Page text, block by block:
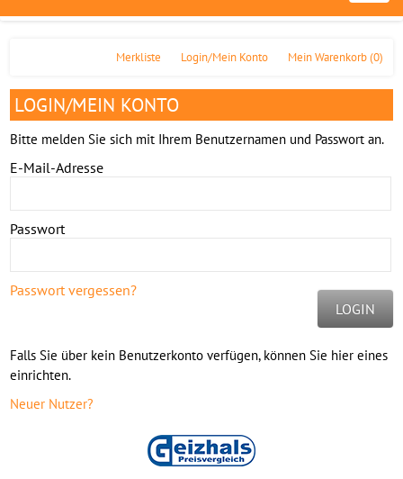
Mein Warenkorb(0)
Login/Mein Konto
Merkliste
LOGIN/MEIN KONTO
Bitte melden Sie sich mit Ihrem Benutzernamen und Passwort an.
E-Mail-Adresse
Passwort
LOGIN
Passwort vergessen?
Falls Sie über kein Benutzerkonto verfügen, können Sie hier eines
einrichten.
Neuer Nutzer?